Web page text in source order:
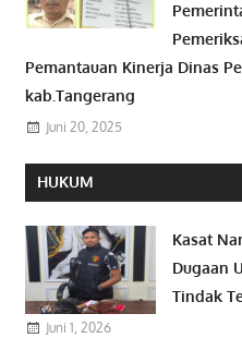
Pemantauan Kinerja Dinas
kab.Tangerang
Juni 20, 2025
HUKUM
Kasat
Dugaan
Tindak
Juni 1, 2026